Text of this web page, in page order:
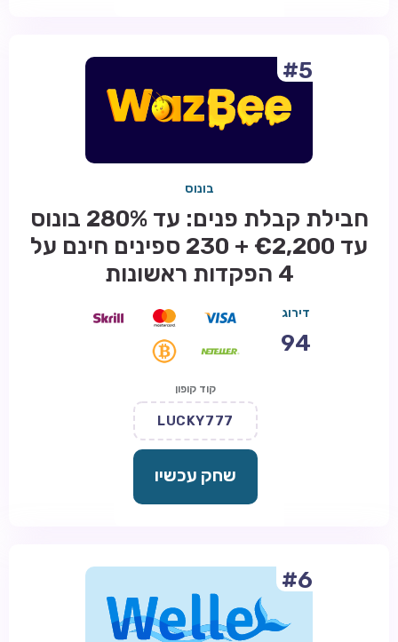
#5
בונוס
חבילת קבלת פנים: עד 280% בונוס
עד €2,200 + 230 ספינים חינם על
4 הפקדות ראשונות
דירוג
94
קוד קופון
LUCKY777
שחק עכשיו
#6